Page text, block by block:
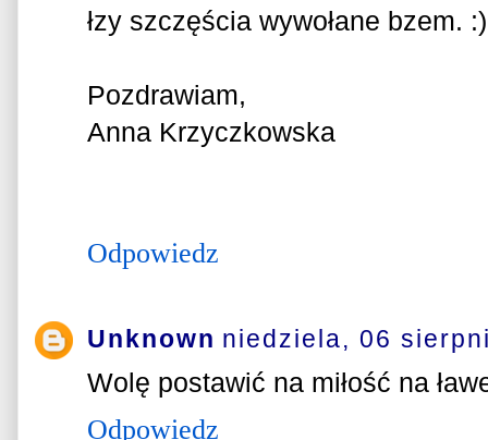
łzy szczęścia wywołane bzem. :)
Pozdrawiam,
Anna Krzyczkowska
Odpowiedz
Unknown niedziela, 06
Wolę postawić na miłość na
Odpowiedz